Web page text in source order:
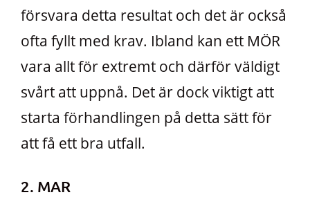
försvara detta resultat och det är också
ofta fyllt med krav. Ibland kan ett MÖR
vara allt för extremt och därför väldigt
svårt att uppnå. Det är dock viktigt att
starta förhandlingen på detta sätt för
att få ett bra utfall.
2. MAR